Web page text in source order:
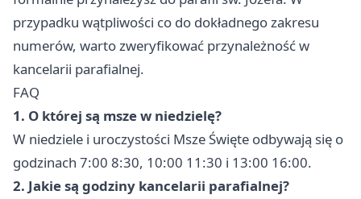
przypadku wątpliwości co do dokładnego zakresu
numerów, warto zweryfikować przynależność w
kancelarii parafialnej.
FAQ
1. O której są msze w niedzielę?
W niedziele i uroczystości Msze Święte odbywają się o
godzinach 7:00 8:30, 10:00 11:30 i 13:00 16:00.
2. Jakie są godziny kancelarii parafialnej?